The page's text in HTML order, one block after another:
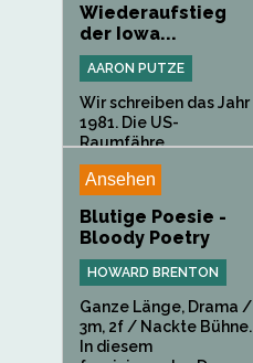
Wiederaufstieg
der Iowa...
AARON PUTZE
Wir schreiben das Jahr
1981. Die US-
Raumfähre...
Ansehen
Blutige Poesie -
Bloody Poetry
HOWARD BRENTON
Ganze Länge, Drama /
3m, 2f / Nackte Bühne.
In diesem